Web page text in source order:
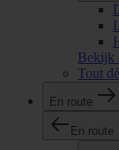
Bekijk
Tout
En route
En route